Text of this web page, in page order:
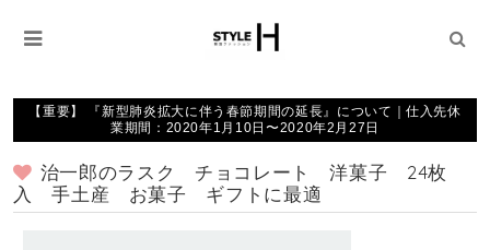
【重要】 『新型肺炎拡大に伴う春節期間の延長』について｜仕入先休
業期間：2020年1月10日〜2020年2月27日
治一郎のラスク チョコレート 洋菓子 24枚
入 手土産 お菓子 ギフトに最適